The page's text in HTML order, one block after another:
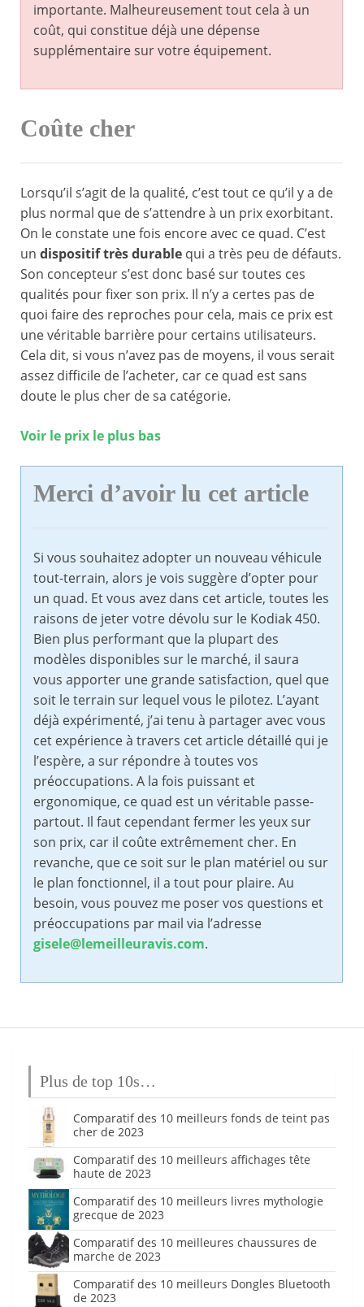
importante. Malheureusement tout cela à un
coût, qui constitue déjà une dépense
supplémentaire sur votre équipement.
Coûte cher
Lorsqu’il s’agit de la qualité, c’est tout ce qu’il y a de
plus normal que de s’attendre à un prix exorbitant.
On le constate une fois encore avec ce quad. C’est
un dispositif très durable qui a très peu de défauts.
Son concepteur s’est donc basé sur toutes ces
qualités pour fixer son prix. Il n’y a certes pas de
quoi faire des reproches pour cela, mais ce prix est
une véritable barrière pour certains utilisateurs.
Cela dit, si vous n’avez pas de moyens, il vous serait
assez difficile de l’acheter, car ce quad est sans
doute le plus cher de sa catégorie.
Voir le prix le plus bas
Merci d’avoir lu cet article
Si vous souhaitez adopter un nouveau véhicule
tout-terrain, alors je vois suggère d’opter pour
un quad. Et vous avez dans cet article, toutes les
raisons de jeter votre dévolu sur le Kodiak 450.
Bien plus performant que la plupart des
modèles disponibles sur le marché, il saura
vous apporter une grande satisfaction, quel que
soit le terrain sur lequel vous le pilotez. L’ayant
déjà expérimenté, j’ai tenu à partager avec vous
cet expérience à travers cet article détaillé qui je
l’espère, a sur répondre à toutes vos
préoccupations. A la fois puissant et
ergonomique, ce quad est un véritable passe-
partout. Il faut cependant fermer les yeux sur
son prix, car il coûte extrêmement cher. En
revanche, que ce soit sur le plan matériel ou sur
le plan fonctionnel, il a tout pour plaire. Au
besoin, vous pouvez me poser vos questions et
préoccupations par mail via l’adresse
gisele@lemeilleuravis.com.
Plus de top 10s…
Comparatif des 10 meilleurs fonds de teint pas
cher de 2023
Comparatif des 10 meilleurs affichages tête
haute de 2023
Comparatif des 10 meilleurs livres mythologie
grecque de 2023
Comparatif des 10 meilleures chaussures de
marche de 2023
Comparatif des 10 meilleurs Dongles Bluetooth
de 2023